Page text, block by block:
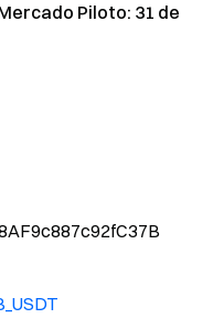
Piloto: 31 de